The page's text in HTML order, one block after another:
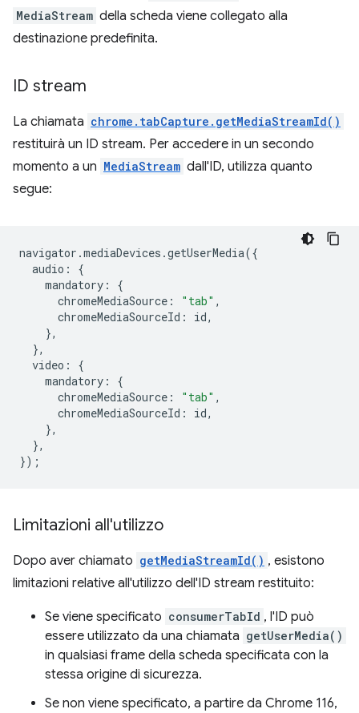
MediaStream della scheda viene collegato alla
destinazione predefinita.
ID stream
La chiamata chrome.tabCapture.getMediaStreamId()
restituirà un ID stream. Per accedere in un secondo
momento a un MediaStream dall'ID, utilizza quanto
segue:
navigator .mediaDevices .getUserMedia({
audio :
{
mandatory :
{
chromeMediaSource : "tab" ,
chromeMediaSourceId : id,
},
},
video :
{
mandatory :
{
chromeMediaSource : "tab" ,
chromeMediaSourceId : id,
},
},
});
Limitazioni all'utilizzo
Dopo aver chiamato getMediaStreamId() , esistono
limitazioni relative all'utilizzo dell'ID stream restituito:
Se viene specificato consumerTabId , l'ID può
essere utilizzato da una chiamata getUserMedia()
in qualsiasi frame della scheda specificata con la
stessa origine di sicurezza.
Se non viene specificato, a partire da Chrome 116,